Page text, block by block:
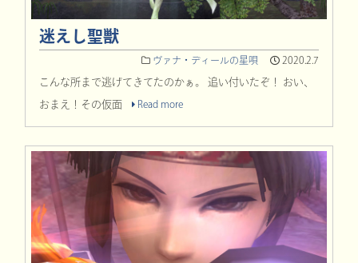
迷えし聖獣
ヴァナ・ディールの星唄 2020.2.7
こんな所まで逃げてきてたのかぁ。 追い付いたぞ！ おい、
おまえ！その仮面 Read more